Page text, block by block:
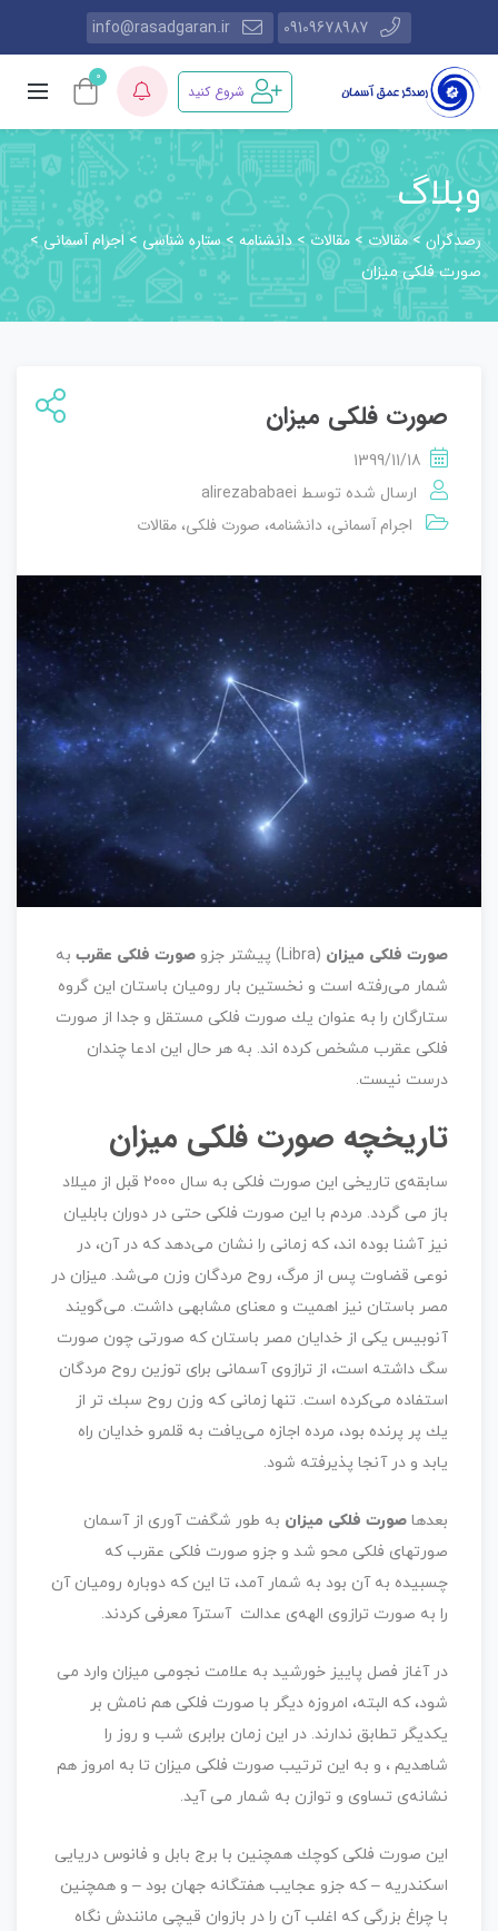
09109678987
info@rasadgaran.ir
شروع کنید
0
وبلاگ
رصدگران>مقالات> مقالات>دانشنامه>ستاره شناسی >اجرام آسمانی >
صورت فلكی میزان
صورت فلكی میزان
1399/11/18
ارسال شده توسط alirezababaei
اجرام آسمانی، دانشنامه، صورت فلکی، مقالات
صورت فلكی میزان (Libra) پیشتر جزو صورت فلكی عقرب به
شمار می‌رفته است و نخستین بار رومیان باستان این گروه
ستارگان را به عنوان یك صورت فلكی مستقل و جدا از صورت
فلكی عقرب مشخص كرده اند. به هر حال این ادعا چندان
درست نیست.
تاریخچه صورت فلکی میزان
سابقه‌ی تاریخی این صورت فلكی به سال 2000 قبل از میلاد
باز می گردد. مردم با این صورت فلكی حتی در دوران بابلیان
نیز آشنا بوده اند، كه زمانی را نشان می‌دهد كه در آن، در
نوعی قضاوت پس از مرگ، روح مردگان وزن می‌شد. میزان در
مصر باستان نیز اهمیت و معنای مشابهی داشت. می‌گویند
آنوبیس یكی از خدایان مصر باستان كه صورتی چون صورت
سگ داشته است، از ترازوی آسمانی برای توزین روح مردگان
استفاده می‌کرده است. تنها زمانی كه وزن روح سبك تر از
یك پر پرنده بود، مرده اجازه می‌یافت به قلمرو خدایان راه
یابد و در آنجا پذیرفته شود.
بعدها صورت فلكی میزان به طور شگفت آوری از آسمان
صورتهای فلكی محو شد و جزو صورت فلكی عقرب كه
چسبیده به آن بود به شمار آمد، تا این كه دوباره رومیان آن
را به صورت ترازوی الهه‌ی عدالت آسترآ معرفی كردند.
در آغاز فصل پاییز خورشید به علامت نجومی میزان وارد می
شود، كه البته، امروزه دیگر با صورت فلكی هم نامش بر
یكدیگر تطابق ندارند. در این زمان برابری شب و روز را
شاهدیم ، و به این ترتیب صورت فلكی میزان تا به امروز هم
نشانه‌ی تساوی و توازن به شمار می آید.
این صورت فلكی كوچك همچنین با برج بابل و فانوس دریایی
اسكندریه – كه جزو عجایب هفتگانه جهان بود – و همچنین
با چراغ بزرگی كه اغلب آن را در بازوان قیچی مانندش نگاه